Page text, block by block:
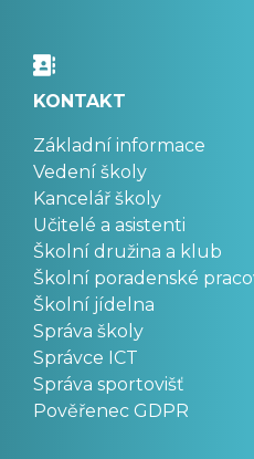
KONTAKT
Základní informace
Vedení školy
Kancelář školy
Učitelé a asistenti
Školní družina a klub
Školní poradenské
Školní jídelna
Správa školy
Správce ICT
Správa sportovišť
Pověřenec GDPR